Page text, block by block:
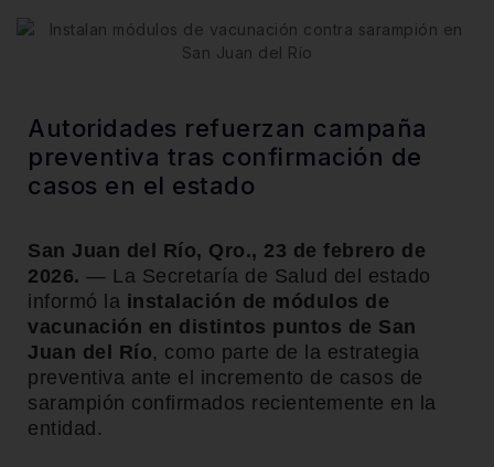
Autoridades refuerzan campaña
preventiva tras confirmación de
casos en el estado
San Juan del Río, Qro., 23 de febrero de
2026. — La Secretaría de Salud del estado
informó la instalación de módulos de
vacunación en distintos puntos de San
Juan del Río, como parte de la estrategia
preventiva ante el incremento de casos de
sarampión confirmados recientemente en la
entidad.